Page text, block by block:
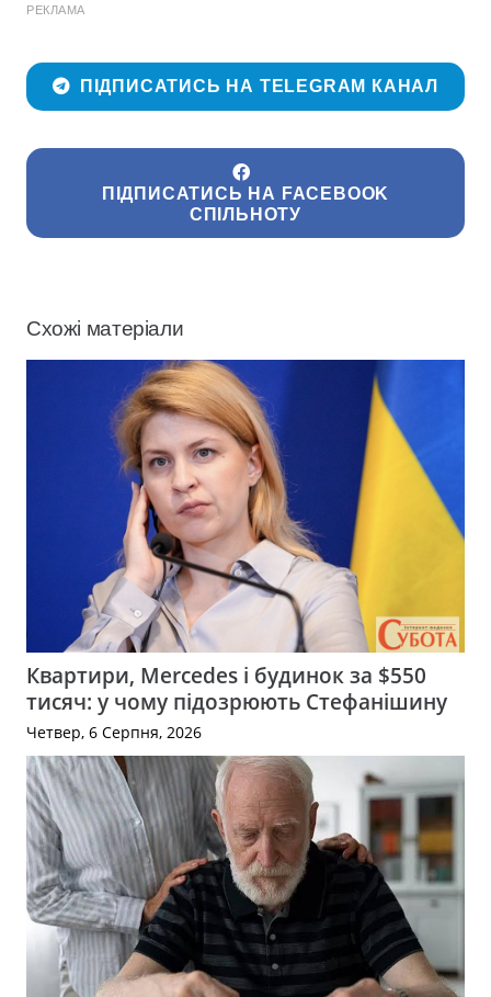
РЕКЛАМА
ПІДПИСАТИСЬ НА TELEGRAM КАНАЛ
ПІДПИСАТИСЬ НА FACEBOOK
СПІЛЬНОТУ
Схожі матеріали
Квартири, Mercedes і будинок за $550
тисяч: у чому підозрюють Стефанішину
Четвер, 6 Серпня, 2026